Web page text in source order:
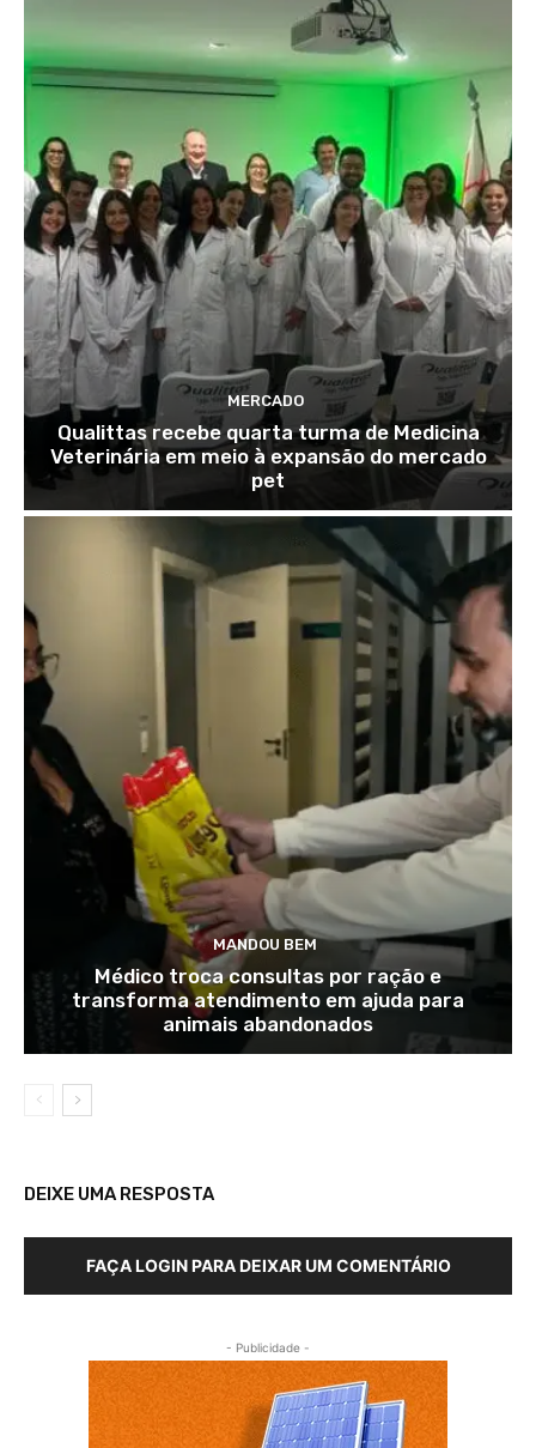
MERCADO
Qualittas recebe quarta turma de Medicina
Veterinária em meio à expansão do mercado
pet
MANDOU BEM
Médico troca consultas por ração e
transforma atendimento em ajuda para
animais abandonados
DEIXE UMA RESPOSTA
FAÇA LOGIN PARA DEIXAR UM COMENTÁRIO
- Publicidade -